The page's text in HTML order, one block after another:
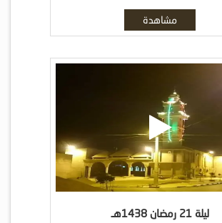
مشاهدة
ليلة 21 رمضان 1438هـ